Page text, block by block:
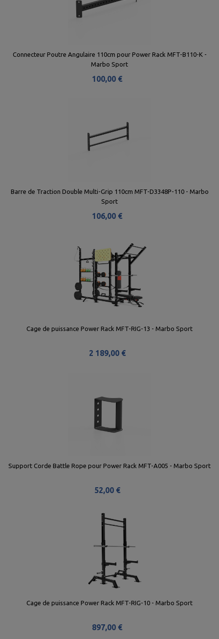
Connecteur Poutre Angulaire 110cm pour Power Rack MFT-B110-K -
Marbo Sport
100,00 €
Barre de Traction Double Multi-Grip 110cm MFT-D3348P-110 - Marbo
Sport
106,00 €
Cage de puissance Power Rack MFT-RIG-13 - Marbo Sport
2 189,00 €
Support Corde Battle Rope pour Power Rack MFT-A005 - Marbo Sport
52,00 €
Cage de puissance Power Rack MFT-RIG-10 - Marbo Sport
897,00 €